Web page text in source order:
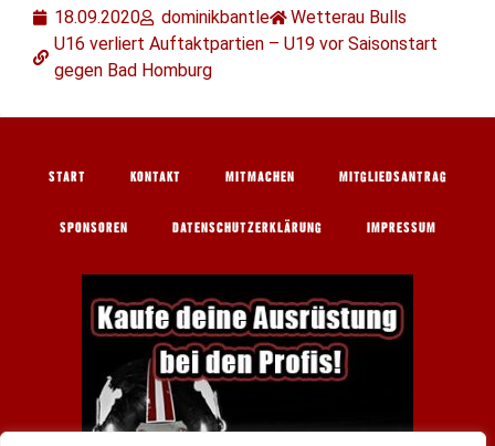
18.09.2020 dominikbantle
Wetterau Bulls
U16 verliert Auftaktpartien – U19 vor Saisonstart
gegen Bad Homburg
START KONTAKT MITMACHEN MITGLIEDSANTRAG
SPONSOREN DATENSCHUTZERKLÄRUNG IMPRESSUM